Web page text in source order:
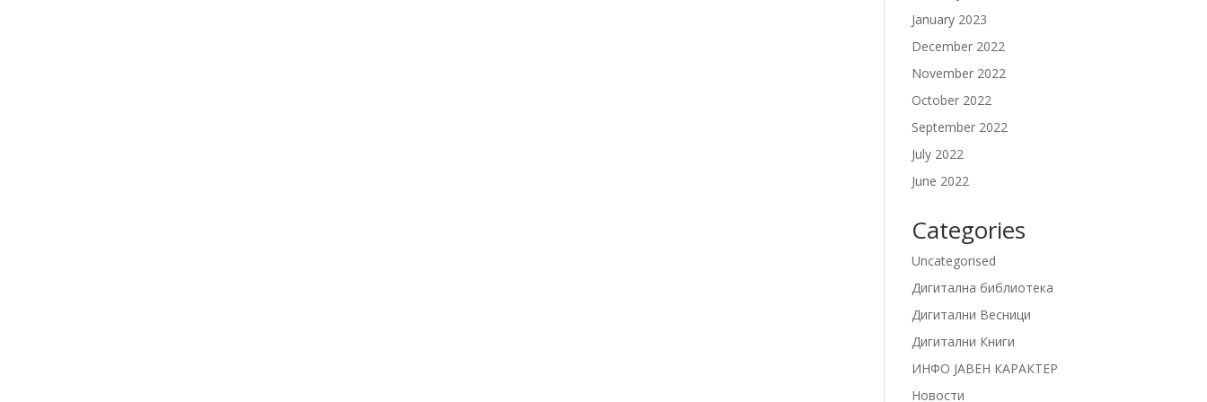
January 2023
December 2022
November 2022
October 2022
September 2022
July 2022
June 2022
Categories
Uncategorised
Дигитална библиотека
Дигитални Весници
Дигитални Книги
ИНФО ЈАВЕН КАРАКТЕР
Новости